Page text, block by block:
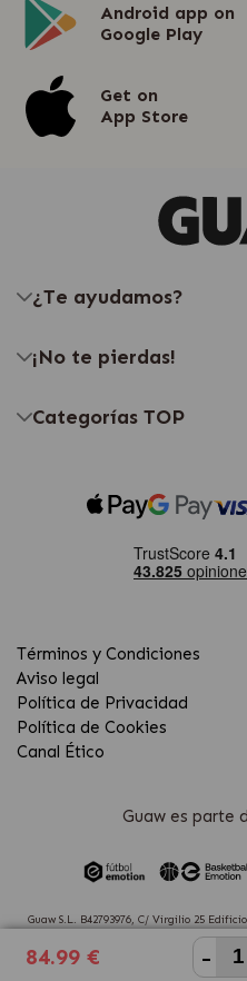
84.99 € -
Android app on
Google Play
Get on
App Store
¿Te ayudamos?
¡No te pierdas!
Categorías TOP
Términos y Condiciones
Aviso legal
Política de Privacidad
Política de Cookies
Canal Ético
Guaw es parte
Guaw S.L. B42793976, C/ Virgilio 25